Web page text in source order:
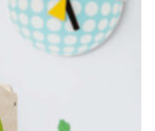
Aggiungi
alla lista
dei
desideri